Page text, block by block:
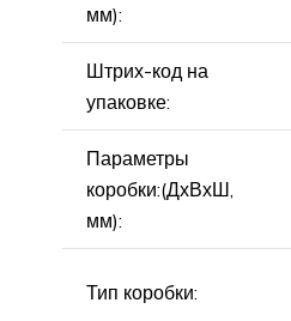
мм):
Штрих-код на
упаковке:
Параметры
коробки:(ДхВхШ,
мм):
Тип коробки: